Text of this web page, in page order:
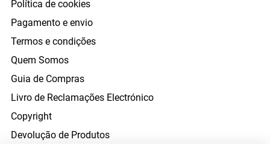
Política de cookies
Pagamento e envio
Termos e condições
Quem Somos
Guia de Compras
Livro de Reclamações Electrónico
Copyright
Devolução de Produtos